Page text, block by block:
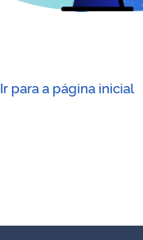
Ir para a página inicial